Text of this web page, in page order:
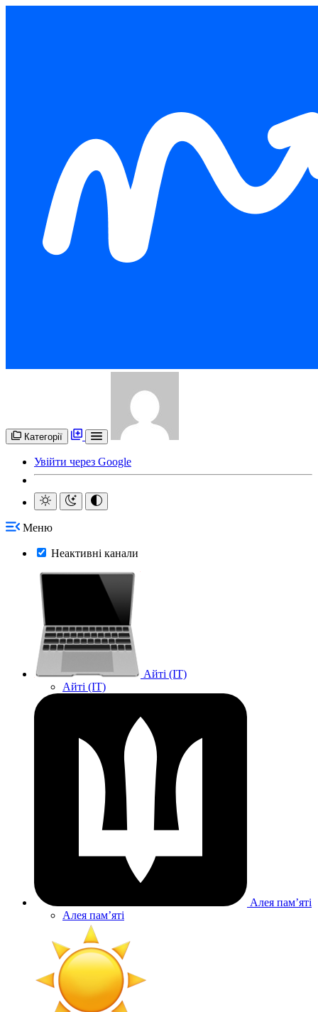
Категорії
Увійти через Google
Меню
Неактивні канали
Айті (IT)
Айті (IT)
Алея памʼяті
Алея памʼяті